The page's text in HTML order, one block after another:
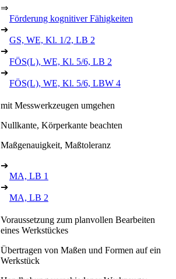
⇒
Förderung kognitiver Fähigkeiten
➔
GS, WE, Kl. 1/2, LB 2
➔
FÖS(L), WE, Kl. 5/6, LB 2
➔
FÖS(L), WE, Kl. 5/6, LBW 4
mit Messwerkzeugen umgehen
Nullkante, Körperkante beachten
Maßgenauigkeit, Maßtoleranz
➔
MA, LB 1
➔
MA, LB 2
Voraussetzung zum planvollen Bearbeiten
eines Werkstückes
Übertragen von Maßen und Formen auf ein
Werkstück